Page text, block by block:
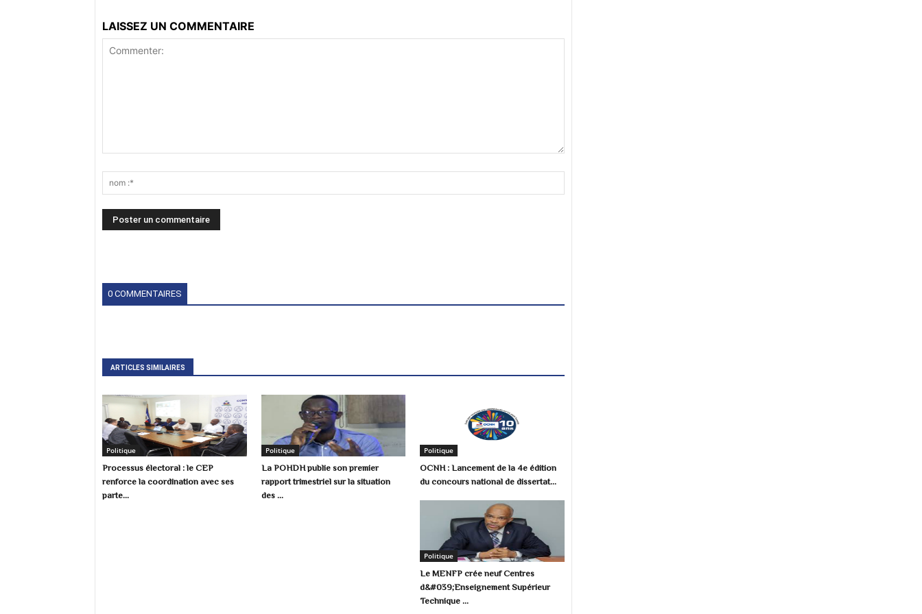
LAISSEZ UN COMMENTAIRE
0 COMMENTAIRES
ARTICLES SIMILAIRES
Politique
Processus électoral : le CEP
renforce la coordination avec ses
parte...
Politique
La POHDH publie son premier
rapport trimestriel sur la situation
des ...
Politique
OCNH : Lancement de la 4e édition
du concours national de dissertat...
Politique
Le MENFP crée neuf Centres
d&#039;Enseignement Supérieur
Technique ...